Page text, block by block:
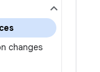
changes